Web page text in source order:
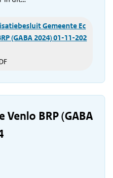
Gemeente Ec
(GABA 2024) 01-11-202
BRP (GABA